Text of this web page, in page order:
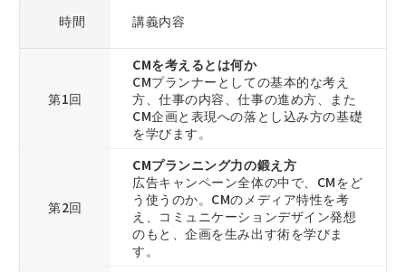
時間 講義内容
第1回
CMを考えるとは何か
CMプランナーとしての基本的な考え
方、仕事の内容、仕事の進め方、また
CM企画と表現への落とし込み方の基礎
を学びます。
第2回
CMプランニング力の鍛え方
広告キャンペーン全体の中で、CMをど
う使うのか。CMのメディア特性を考
え、コミュニケーションデザイン発想
のもと、企画を生み出す術を学びま
す。